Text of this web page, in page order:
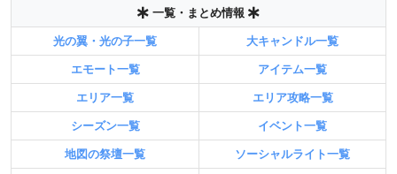
一覧・まとめ情報
光の翼・光の子一覧 大キャンドル一覧
エモート一覧 アイテム一覧
エリア一覧 エリア攻略一覧
シーズン一覧 イベント一覧
地図の祭壇一覧 ソーシャルライト一覧